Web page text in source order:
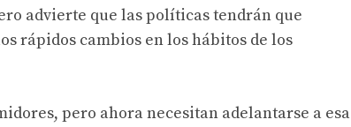
advierte que las políticas tendrán que
rápidos cambios en los hábitos de los
pero ahora necesitan adelantarse a esa